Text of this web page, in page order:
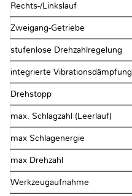
Rechts-/Linkslauf
Zweigang-Getriebe
stufenlose Drehzahlregelung
integrierte Vibrationsdämpfung
Drehstopp
max. Schlagzahl (Leerlauf)
max Schlagenergie
max Drehzahl
Werkzeugaufnahme